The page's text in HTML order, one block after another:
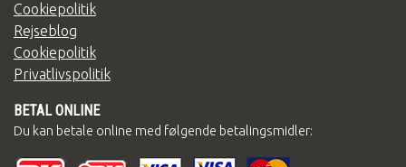
Cookiepolitik
Rejseblog
Cookiepolitik
Privatlivspolitik
BETAL ONLINE
Du kan betale online med følgende betalingsmidler: